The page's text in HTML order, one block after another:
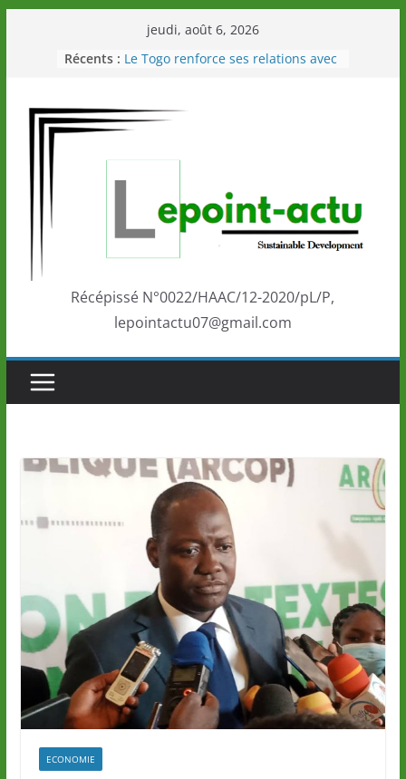
jeudi, août 6, 2026
Récents : Le Togo renforce ses relations avec
Éléphants en Côte d’Ivoire
LOTO DETENTE”, un nouveau tirage
marque de confiance au Togo sur
la scène internationale au-delà des
performances de ses athlètes
Togo: Que retenir de la politique
éducation et de l’ambition de
Récépissé N°0022/HAAC/12-2020/pL/P,
lepointactu07@gmail.com
ECONOMIE